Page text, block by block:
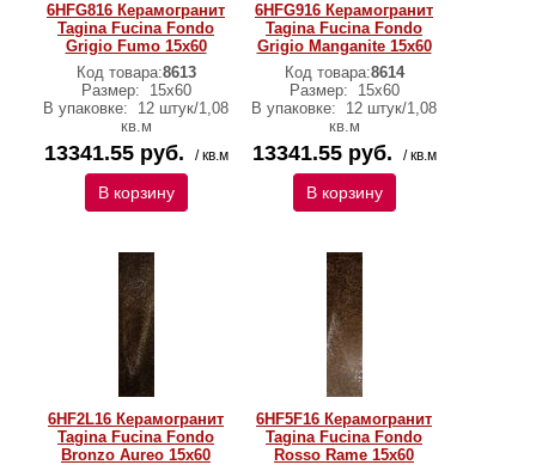
6HFG816 Керамогранит
Tagina Fucina Fondo
Grigio Fumo 15x60
Код товара:8613
Размер:
15x60
В упаковке:
12 штук/1,08
кв.м
13341.55 руб. / кв.м
В корзину
6HFG916 Керамогранит
Tagina Fucina Fondo
Grigio Manganite 15x60
Код товара:8614
Размер:
15x60
В упаковке:
12 штук/1,08
кв.м
13341.55 руб. / кв.м
В корзину
6HF2L16 Керамогранит
Tagina Fucina Fondo
Bronzo Aureo 15x60
6HF5F16 Керамогранит
Tagina Fucina Fondo
Rosso Rame 15x60